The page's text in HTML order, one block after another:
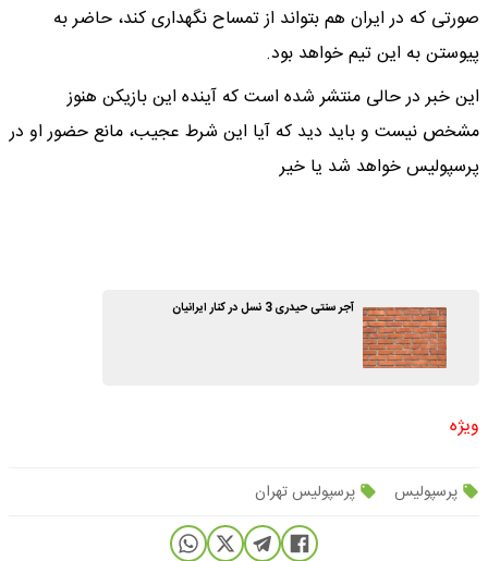
صورتی که در ایران هم بتواند از تمساح نگهداری کند، حاضر به
پیوستن به این تیم خواهد بود.
این خبر در حالی منتشر شده است که آینده این بازیکن هنوز
مشخص نیست و باید دید که آیا این شرط عجیب، مانع حضور او در
پرسپولیس خواهد شد یا خیر
آجر سنتی حیدری 3 نسل در کنار ایرانیان
ویژه
پرسپولیس پرسپولیس تهران